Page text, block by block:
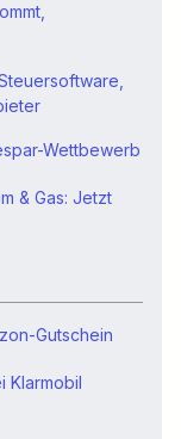
Wettbewerb
& Gas: Jetzt
Gutschein
Klarmobil